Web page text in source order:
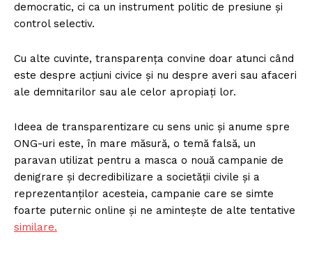
democratic, ci ca un instrument politic de presiune și
control selectiv.
Cu alte cuvinte, transparența convine doar atunci când
este despre acțiuni civice și nu despre averi sau afaceri
ale demnitarilor sau ale celor apropiați lor.
Ideea de transparentizare cu sens unic și anume spre
ONG-uri este, în mare măsură, o temă falsă, un
paravan utilizat pentru a masca o nouă campanie de
denigrare și decredibilizare a societății civile și a
reprezentanților acesteia, campanie care se simte
foarte puternic online și ne amintește de alte tentative
similare.